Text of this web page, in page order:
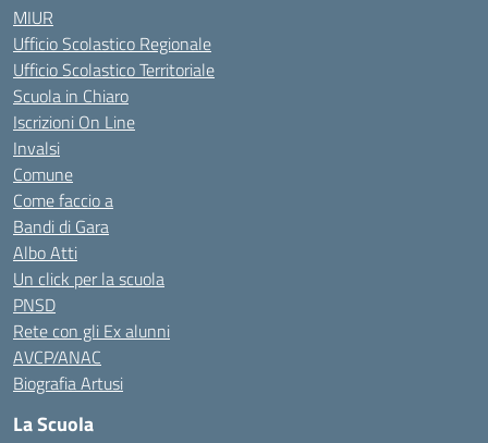
MIUR
Ufficio Scolastico Regionale
Ufficio Scolastico Territoriale
Scuola in Chiaro
Iscrizioni On Line
Invalsi
Comune
Come faccio a
Bandi di Gara
Albo Atti
Un click per la scuola
PNSD
Rete con gli Ex alunni
AVCP/ANAC
Biografia Artusi
La Scuola